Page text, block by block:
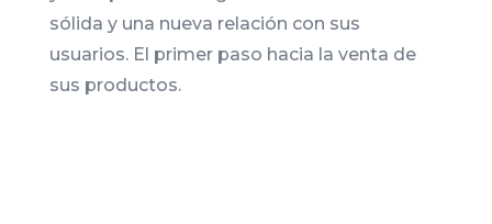
sólida y una nueva relación con sus
usuarios. El primer paso hacia la venta de
sus productos.